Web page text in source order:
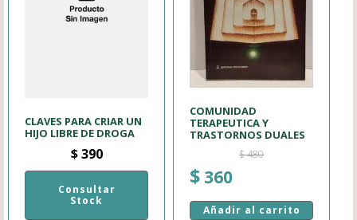
CLAVES PARA CRIAR UN
HIJO LIBRE DE DROGA
$390
Consultar
Stock
COMUNIDAD
TERAPEUTICA Y
TRASTORNOS DUALES
$480
El
original
$ 360
actual
Añadir al carrito